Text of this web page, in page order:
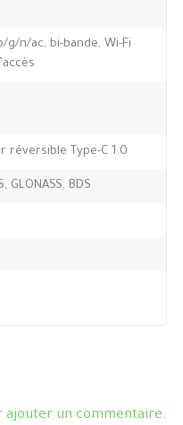
g/n/ac, bi-bande, Wi-Fi
réversible Type-C 1.0
GLONASS, BDS
un commentaire.